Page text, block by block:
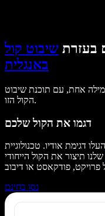
בעזרת שיבוט קול
באנגלית
מילה אחת, עם תוכנת שיבוט
הקול הזו.
דגמו את הקול שלכם
דגימת אודיו. טכנולוגיית
שלנו תיצור את הקול הייחודי
נסו בחינם